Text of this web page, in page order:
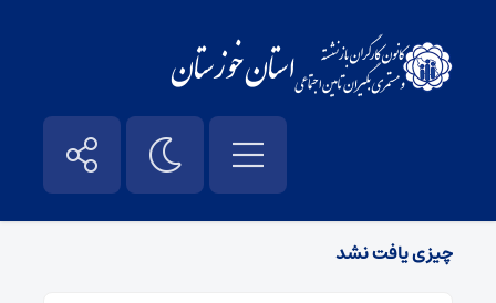
محمد حسین لرزاده
چیزی یافت نشد